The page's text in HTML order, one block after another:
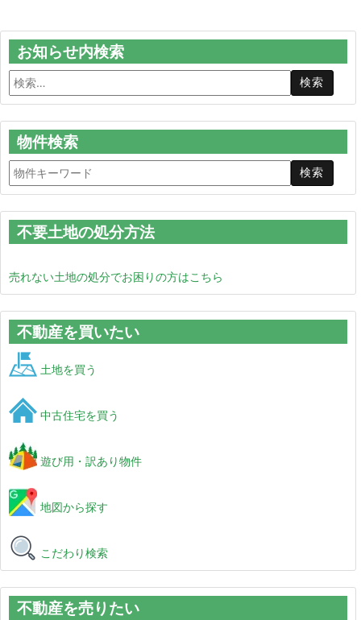
お知らせ内検索
物件検索
不要土地の処分方法
売れない土地の処分でお困りの方はこちら
不動産を買いたい
土地を買う
中古住宅を買う
遊び用・訳あり物件
地図から探す
こだわり検索
不動産を売りたい